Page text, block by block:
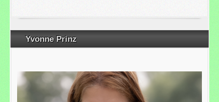
Yvonne Prinz